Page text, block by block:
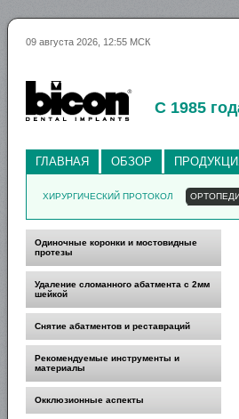
09 августа 2026, 12:55 МСК
С 1985
ГЛАВНАЯ ОБЗОР
ХИРУРГИЧЕСКИЙ ПРОТОКОЛ
Одиночные коронки и мостовидные
протезы
Удаление сломанного абатмента с 2мм
шейкой
Снятие абатментов и реставраций
Рекомендуемые инструменты и
материалы
Окклюзионные аспекты